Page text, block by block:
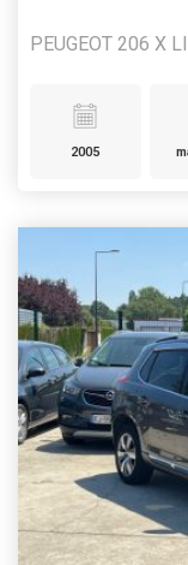
PEUGEOT 206 X
2005